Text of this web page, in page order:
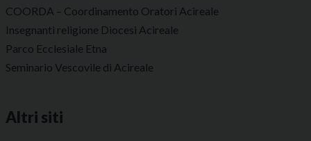
COORDA – Coordinamento Oratori Acireale
Insegnanti religione Diocesi Acireale
Parco Ecclesiale Etna
Seminario Vescovile di Acireale
Altri siti